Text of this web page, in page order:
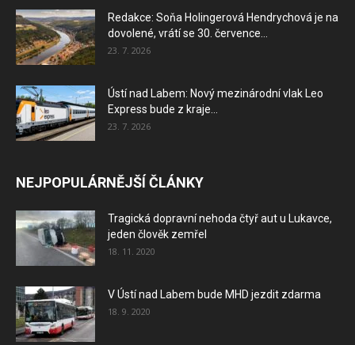
Redakce: Soňa Holingerová Hendrychová je na
dovolené, vrátí se 30. července...
23. 7. 2026
Ústí nad Labem: Nový mezinárodní vlak Leo
Express bude z kraje...
23. 7. 2026
NEJPOPULÁRNĚJŠÍ ČLÁNKY
Tragická dopravní nehoda čtyř aut u Lukavce,
jeden člověk zemřel
18. 11. 2020
V Ústí nad Labem bude MHD jezdit zdarma
18. 9. 2020